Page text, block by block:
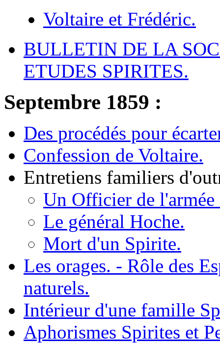
Voltaire et Frédéric.
BULLETIN DE LA
ETUDES SPIRITES.
Septembre 1859 :
Des procédés pour
Confession de Voltaire.
Entretiens familiers
Un Officier de
Le général Hoche.
Mort d'un Spirite.
Les orages. - Rôle des
naturels.
Intérieur d'une famille
Aphorismes Spirites et